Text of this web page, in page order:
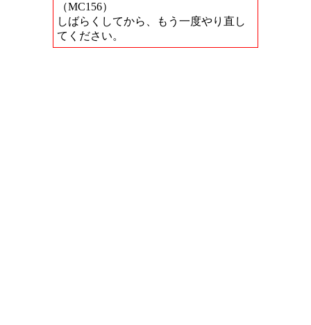
（MC156）
しばらくしてから、もう一度やり直し
てください。